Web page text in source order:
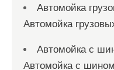
Автомойка
Автомойка
Автомойка с
Автомойка с